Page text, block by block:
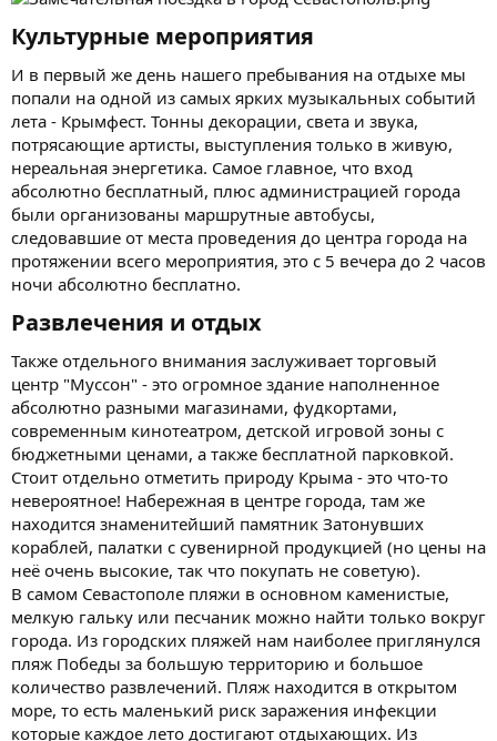
Культурные мероприятия​
И в первый же день нашего пребывания на отдыхе мы
попали на одной из самых ярких музыкальных событий
лета - Крымфест. Тонны декорации, света и звука,
потрясающие артисты, выступления только в живую,
нереальная энергетика. Самое главное, что вход
абсолютно бесплатный, плюс администрацией города
были организованы маршрутные автобусы,
следовавшие от места проведения до центра города на
протяжении всего мероприятия, это с 5 вечера до 2 часов
ночи абсолютно бесплатно.
Развлечения и отдых​
Также отдельного внимания заслуживает торговый
центр "Муссон" - это огромное здание наполненное
абсолютно разными магазинами, фудкортами,
современным кинотеатром, детской игровой зоны с
бюджетными ценами, а также бесплатной парковкой.
Стоит отдельно отметить природу Крыма - это что-то
невероятное! Набережная в центре города, там же
находится знаменитейший памятник Затонувших
кораблей, палатки с сувенирной продукцией (но цены на
неё очень высокие, так что покупать не советую).
В самом Севастополе пляжи в основном каменистые,
мелкую гальку или песчаник можно найти только вокруг
города. Из городских пляжей нам наиболее приглянулся
пляж Победы за большую территорию и большое
количество развлечений. Пляж находится в открытом
море, то есть маленький риск заражения инфекции
которые каждое лето достигают отдыхающих. Из